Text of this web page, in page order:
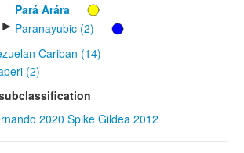
Pará Arára
► Paranayubic (2)
Cariban (14)
(2)
2020 Spike Gildea 2012